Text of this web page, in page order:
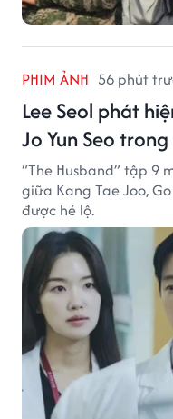
PHIM ẢNH 56 phút
Lee Seol phát
Jo Yun Seo
“The Husband” tập 9
giữa Kang Tae Joo,
được hé lộ.